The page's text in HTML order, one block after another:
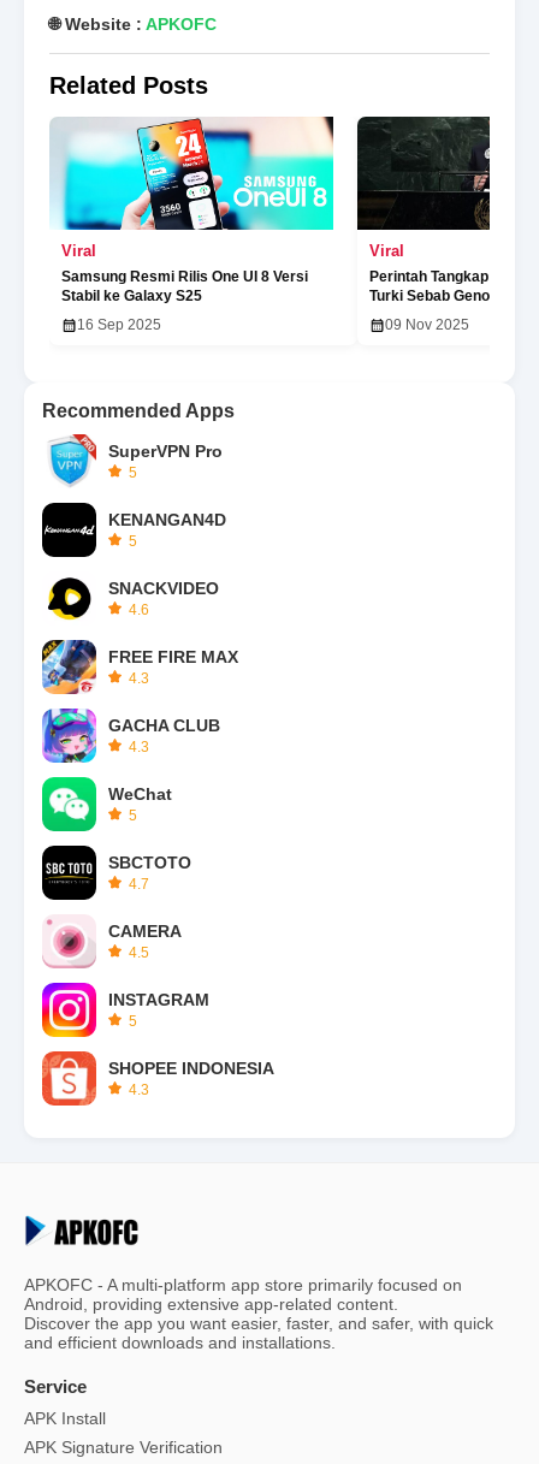
🌐 Website : APKOFC
Related Posts
Viral
Samsung Resmi Rilis One UI 8 Versi
Stabil ke Galaxy S25
16 Sep 2025
Viral
Perintah Tangkap
Turki Sebab Genosida di
09 Nov 2025
Recommended Apps
SuperVPN Pro
5
KENANGAN4D
5
SNACKVIDEO
4.6
FREE FIRE MAX
4.3
GACHA CLUB
4.3
WeChat
5
SBCTOTO
4.7
CAMERA
4.5
INSTAGRAM
5
SHOPEE INDONESIA
4.3
APKOFC - A multi-platform app store primarily focused on
Android, providing extensive app-related content.
Discover the app you want easier, faster, and safer, with quick
and efficient downloads and installations.
Service
APK Install
APK Signature Verification